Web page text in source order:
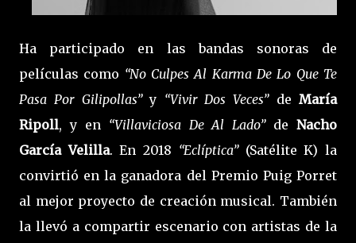
Ha participado en las bandas sonoras de
películas como “No Culpes Al Karma De Lo Que Te
Pasa Por Gilipollas”y “Vivir Dos Veces”de María
Ripoll, y en “Villaviciosa De Al Lado”de Nacho
García Velilla. En 2018 “Eclíptica”(Satélite K) la
convirtió en la ganadora del Premio Puig Porret
al mejor proyecto de creación musical. También
la llevó a compartir escenario con artistas de la